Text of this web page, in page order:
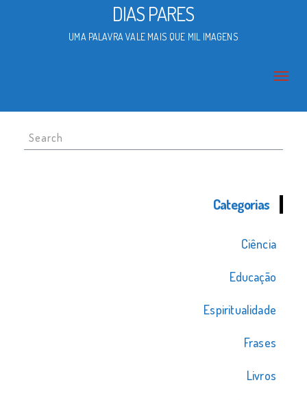
DIAS PARES
UMA PALAVRA VALE MAIS QUE MIL IMAGENS
Search
for:
Categorias
Ciência
Educação
Espiritualidade
Frases
Livros